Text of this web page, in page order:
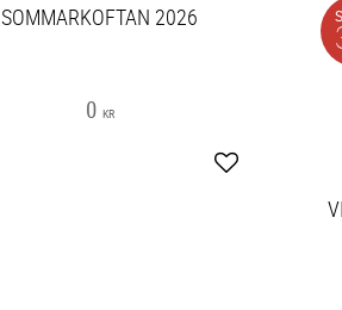
SOMMARKOFTAN 2026
0 KR
Lägg till i